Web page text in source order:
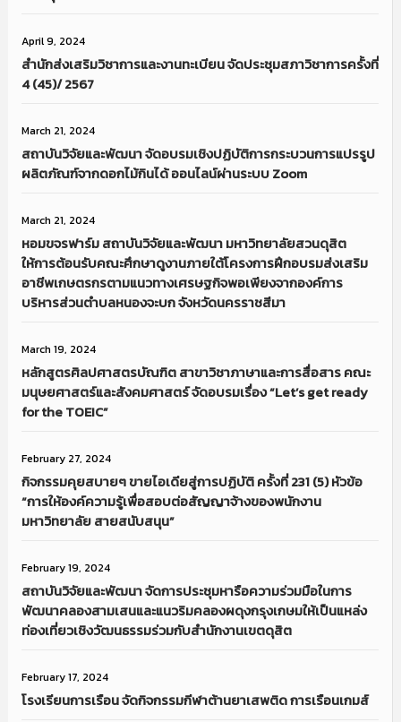
April 9, 2024
สำนักส่งเสริมวิชาการและงานทะเบียน จัดประชุมสภาวิชาการครั้งที่
4 (45)/ 2567
March 21, 2024
สถาบันวิจัยและพัฒนา จัดอบรมเชิงปฏิบัติการกระบวนการแปรรูป
ผลิตภัณฑ์จากดอกไม้กินได้ ออนไลน์ผ่านระบบ Zoom
March 21, 2024
หอมขจรฟาร์ม สถาบันวิจัยและพัฒนา มหาวิทยาลัยสวนดุสิต
ให้การต้อนรับคณะศึกษาดูงานภายใต้โครงการฝึกอบรมส่งเสริม
อาชีพเกษตรกรตามแนวทางเศรษฐกิจพอเพียงจากองค์การ
บริหารส่วนตำบลหนองจะบก จังหวัดนครราชสีมา
March 19, 2024
หลักสูตรศิลปศาสตรบัณฑิต สาขาวิชาภาษาและการสื่อสาร คณะ
มนุษยศาสตร์และสังคมศาสตร์ จัดอบรมเรื่อง “Let’s get ready
for the TOEIC”
February 27, 2024
กิจกรรมคุยสบายๆ ขายไอเดียสู่การปฏิบัติ ครั้งที่ 231 (5) หัวข้อ
“การให้องค์ความรู้เพื่อสอบต่อสัญญาจ้างของพนักงาน
มหาวิทยาลัย สายสนับสนุน”
February 19, 2024
สถาบันวิจัยและพัฒนา จัดการประชุมหารือความร่วมมือในการ
พัฒนาคลองสามเสนและแนวริมคลองผดุงกรุงเกษมให้เป็นแหล่ง
ท่องเที่ยวเชิงวัฒนธรรมร่วมกับสำนักงานเขตดุสิต
February 17, 2024
โรงเรียนการเรือน จัดกิจกรรมกีฬาต้านยาเสพติด การเรือนเกมส์